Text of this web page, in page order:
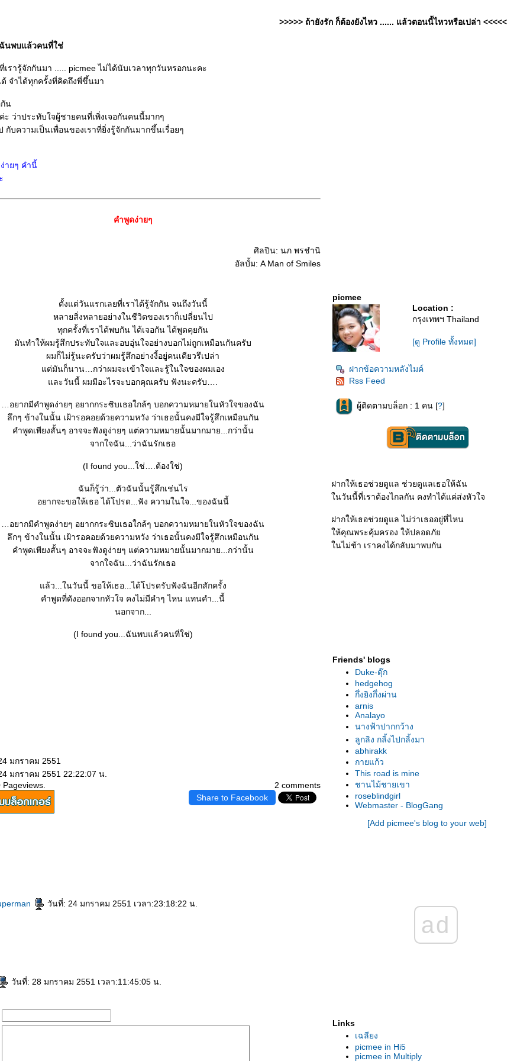
>>>>> ถ้ายังรัก ก็ต้องยังไหว ...... แล้วตอนนี้ไหวหรือเปล่า <<<<<
นพบแล้วคนที่ใช่
เรารู้จักกันมา ..... picmee ไม่ได้นับเวลาทุกวันหรอกนะคะ
จำได้ทุกครั้งที่คิดถึงพี่ขึ้นมา
กัน
ะ ว่าประทับใจผู้ชายคนที่เพิ่งเจอกันคนนี้มากๆ
บความเป็นเพื่อนของเราที่ยิ่งรู้จักกันมากขึ้นเรื่อยๆ
ายๆ คำนี้
คำพูดง่ายๆ
ศิลปิน: นภ พรชำนิ
อัลบั้ม: A Man of Smiles
ตั้งแต่วันแรกเลยที่เราได้รู้จักกัน จนถึงวันนี้
หลายสิ่งหลายอย่างในชีวิตของเราก็เปลี่ยนไป
ทุกครั้งที่เราได้พบกัน ได้เจอกัน ได้พูดคุยกัน
มันทำให้ผมรู้สึกประทับใจและอบอุ่นใจอย่างบอกไม่ถูกเหมือนกันครับ
ผมก็ไม่รู้นะครับว่าผมรู้สึกอย่างงี้อยู่คนเดียวรึเปล่า
ต่มันก็นาน…กว่าผมจะเข้าใจและรู้ในใจของผมเอง
ละวันนี้ ผมมีอะไรจะบอกคุณครับ ฟังนะครับ….
อยากมีคำพูดง่ายๆ อยากกระซิบเธอใกล้ๆ บอกความหมายในหัวใจของฉัน
ลึกๆ ข้างในนั้น เฝ้ารอคอยด้วยความหวัง ว่าเธอนั้นคงมีใจรู้สึกเหมือนกัน
คำพูดเพียงสั้นๆ อาจจะฟังดูง่ายๆ แต่ความหมายนั้นมากมาย...กว่านั้น
จากใจฉัน...ว่าฉันรักเธอ
(I found you...ใช่….ต้องใช่)
ฉันก็รู้ว่า...ตัวฉันนั้นรู้สึกเช่นไร
อยากจะขอให้เธอ ได้โปรด...ฟัง ความในใจ...ของฉันนี้
อยากมีคำพูดง่ายๆ อยากกระซิบเธอใกล้ๆ บอกความหมายในหัวใจของฉัน
ลึกๆ ข้างในนั้น เฝ้ารอคอยด้วยความหวัง ว่าเธอนั้นคงมีใจรู้สึกเหมือนกัน
คำพูดเพียงสั้นๆ อาจจะฟังดูง่ายๆ แต่ความหมายนั้นมากมาย...กว่านั้น
จากใจฉัน...ว่าฉันรักเธอ
ล้ว...ในวันนี้ ขอให้เธอ...ได้โปรดรับฟังฉันอีกสักครั้ง
คำพูดที่ดังออกจากหัวใจ คงไม่มีคำๆ ไหน แทนคำ...นี้
นอกจาก...
(I found you...ฉันพบแล้วคนที่ใช่)
มกราคม 2551
มกราคม 2551 22:22:07 น.
2 comments
Share to Facebook
วันที่: 24 มกราคม 2551 เวลา:23:18:22 น.
วันที่: 28 มกราคม 2551 เวลา:11:45:05 น.
picmee
Location :
กรุงเทพฯ Thailand
[ดู Profile ทั้งหมด]
ฝากข้อความหลังไมค์
Rss Feed
ผู้ติดตามบล็อก : 1 คน [?]
ฝากให้เธอช่วยดูแล ช่วยดูแลเธอให้ฉัน
นวันนี้ที่เราต้องไกลกัน คงทำได้แค่ส่งหัวใจ
ฝากให้เธอช่วยดูแล ไม่ว่าเธออยู่ที่ไหน
ห้คุณพระคุ้มครอง ให้ปลอดภั
นไม่ช้า เราคงได้กลับมาพบกัน
Friends' blogs
Duke-ดุ๊ก
hedgehog
กึ่งยิงกึ่งผ่าน
arnis
Analayo
นางฟ้าปากกว้าง
ลูกลิง กลิ้งไปกลิ้งมา
abhirakk
กายแก้ว
This road is mine
ชานไม้ชายเขา
roseblindgirl
Webmaster - BlogGang
[Add picmee's blog to your web]
ad
Links
เฉลียง
picmee in Hi5
picmee in Multiply